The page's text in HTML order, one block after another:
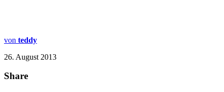
von teddy
26. August 2013
Share